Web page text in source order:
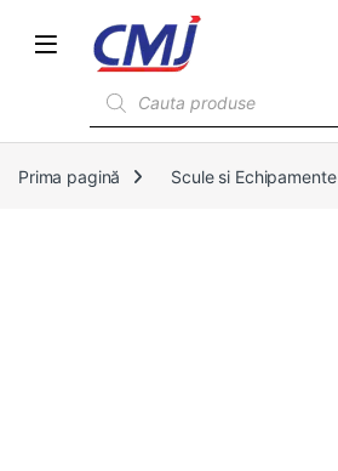
Prima pagină Scule si Echipamente